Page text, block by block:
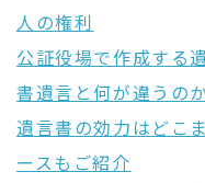
人の権利
公証役場で作成する
書遺言と何が違うの
遺言書の効力はどこ
ースもご紹介